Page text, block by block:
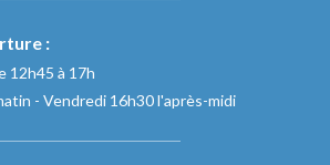
:
12h45 à 17h
- Vendredi 16h30 l'après-midi